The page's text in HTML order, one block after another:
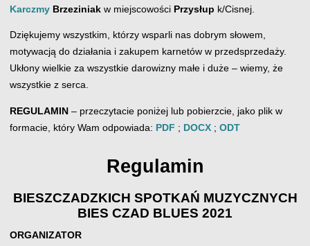
KarczmyBrzeziniakw miejscowości Przysłup k/Cisnej.
Dziękujemy wszystkim, którzy wsparli nas dobrym słowem,
motywacją do działania i zakupem karnetów w przedsprzedaży.
Ukłony wielkie za wszystkie darowizny małe i duże – wiemy, że
wszystkie z serca.
REGULAMIN – przeczytacie poniżej lub pobierzcie, jako plik w
formacie, który Wam odpowiada: PDF ; DOCX; ODT
Regulamin
BIESZCZADZKICH SPOTKAŃ MUZYCZNYCH
BIES CZAD BLUES 2021
ORGANIZATOR